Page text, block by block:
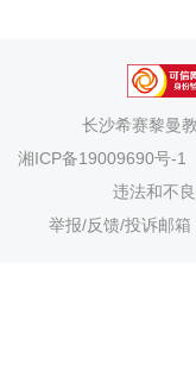
长沙希赛黎曼
湘ICP备19009690号-1
违法和不
举报/反馈/投诉邮箱